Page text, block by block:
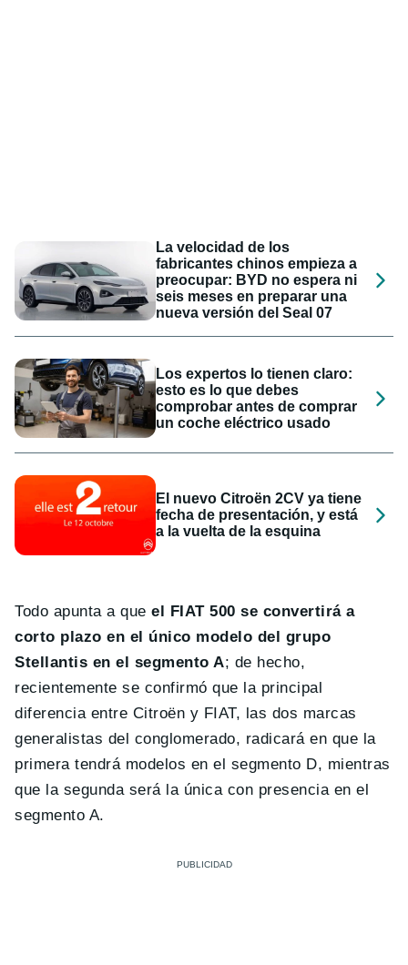
La velocidad de los
fabricantes chinos empieza a
preocupar: BYD no espera ni
seis meses en preparar una
nueva versión del Seal 07
Los expertos lo tienen claro:
esto es lo que debes
comprobar antes de comprar
un coche eléctrico usado
El nuevo Citroën 2CV ya tiene
fecha de presentación, y está
a la vuelta de la esquina
Todo apunta a queel FIAT 500 se convertirá a
corto plazo en el único modelo del grupo
Stellantis en el segmento A; de hecho,
recientemente se confirmó que la principal
diferencia entre Citroën y FIAT, las dos marcas
generalistas del conglomerado, radicará en que la
primera tendrá modelos en el segmento D, mientras
que la segunda será la única con presencia en el
segmento A.